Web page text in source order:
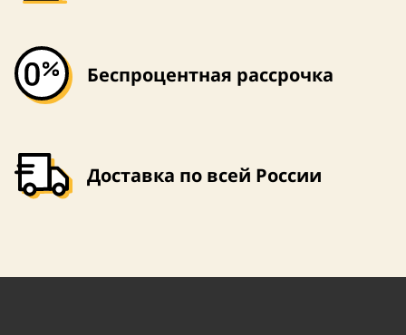
Беспроцентная рассрочка
Доставка по всей России